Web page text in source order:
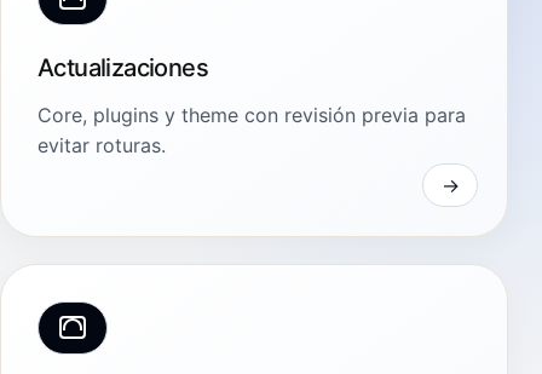
Actualizaciones
Core, plugins y theme con revisión previa para
evitar roturas.